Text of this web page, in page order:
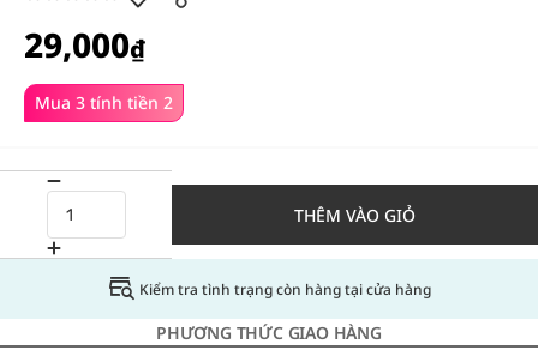
Mua 3 tính tiền 2
29,000₫
THÊM VÀO GIỎ
Kiểm tra tình trạng còn hàng tại cửa hàng
PHƯƠNG THỨC GIAO HÀNG